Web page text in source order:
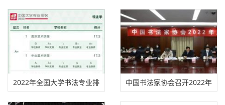
作品展答投稿作者问
2022年全国大学书法专业排
名，来看你学校排第几！
中国书法家协会召开2022年
度工作会议